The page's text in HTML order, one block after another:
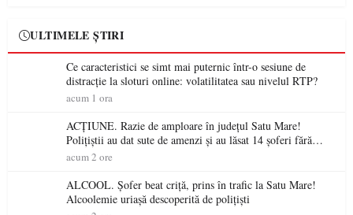
ULTIMELE ȘTIRI
Ce caracteristici se simt mai puternic într-o sesiune de
distracție la sloturi online: volatilitatea sau nivelul RTP?
acum 1 ora
ACȚIUNE. Razie de amploare în județul Satu Mare!
Polițiștii au dat sute de amenzi și au lăsat 14 șoferi fără
permis într-o singură zi
acum 2 ore
ALCOOL. Șofer beat criță, prins în trafic la Satu Mare!
Alcoolemie uriașă descoperită de polițiști